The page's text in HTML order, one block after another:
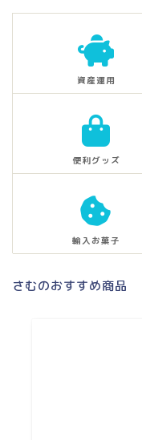
資産運用
便利グッズ
輸入お菓子
さむのおすすめ商品